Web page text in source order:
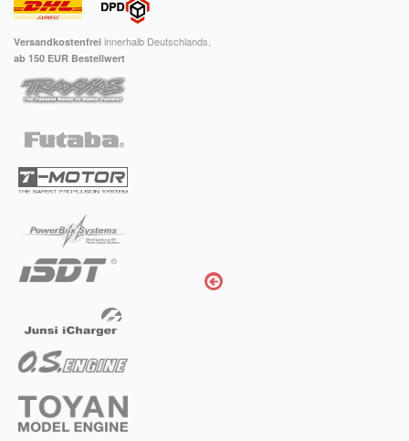
ÜBER UNS
Was wir bieten
Unsere Philosophie
KONTAKT
MEIN KONTO
Versandkostenfrei innerhalb Deutschlands,
ab 150 EUR Bestellwert